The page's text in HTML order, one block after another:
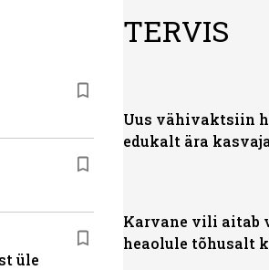
üle
TERVIS
Uus vähivaktsiin
edukalt ära
Karvane vili aitab
heaolule tõhusalt